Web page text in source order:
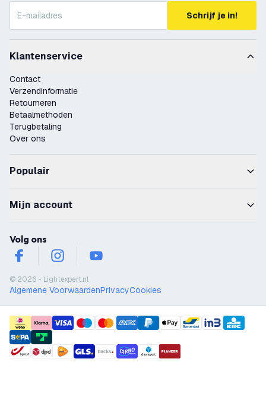
Schrijf je in!
Klantenservice
Contact
Verzendinformatie
Retourneren
Betaalmethoden
Terugbetaling
Over ons
Populair
Mijn account
Volg ons
facebookinstagramyoutube
© 2026 - Lightexpert.nl
Algemene VoorwaardenPrivacyCookies
payment methods
shipment methods